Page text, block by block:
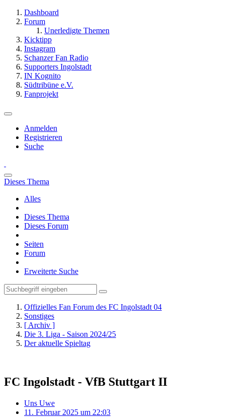
Dashboard
Forum
Unerledigte Themen
Kicktipp
Instagram
Schanzer Fan Radio
Supporters Ingolstadt
IN Kognito
Südtribüne e.V.
Fanprojekt
Anmelden
Registrieren
Suche
Dieses Thema
Alles
Dieses Thema
Dieses Forum
Seiten
Forum
Erweiterte Suche
Offizielles Fan Forum des FC Ingolstadt 04
Sonstiges
[ Archiv ]
Die 3. Liga - Saison 2024/25
Der aktuelle Spieltag
FC Ingolstadt - VfB Stuttgart II
Uns Uwe
11. Februar 2025 um 22:03